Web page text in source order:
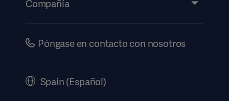
Compañía
CarreraPóngase en contacto con nosotros
Spain (Español)